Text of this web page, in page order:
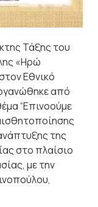
Τάξης του
«Ηρώ
Εθνικό
από
“Επινοούμε
της
στο πλαίσιο
με την